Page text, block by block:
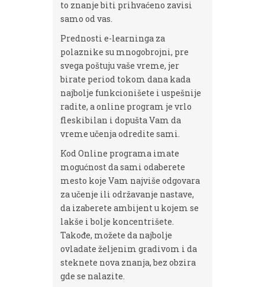
to znanje biti prihvaćeno zavisi
samo od vas.
Prednosti e-learninga za
polaznike su mnogobrojni, pre
svega poštuju vaše vreme, jer
birate period tokom dana kada
najbolje funkcionišete i uspešnije
radite, a online program je vrlo
fleskibilan i dopušta Vam da
vreme učenja odredite sami.
Kod Online programa imate
mogućnost da sami odaberete
mesto koje Vam najviše odgovara
za učenje ili održavanje nastave,
da izaberete ambijent u kojem se
lakše i bolje koncentrišete.
Takođe, možete da najbolje
ovladate željenim gradivom i da
steknete nova znanja, bez obzira
gde se nalazite.